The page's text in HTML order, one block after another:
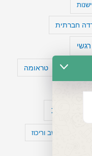
חברתית
חשיבה טראומה
עיצות
להפרעת קשב וריכוז